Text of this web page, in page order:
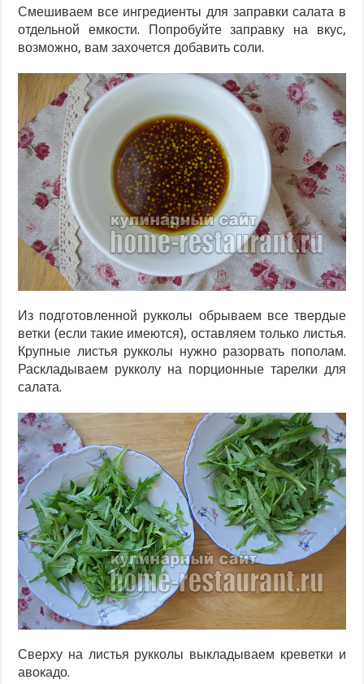
Смешиваем все ингредиенты для заправки салата в
отдельной емкости. Попробуйте заправку на вкус,
возможно, вам захочется добавить соли.
Из подготовленной рукколы обрываем все твердые
ветки (если такие имеются), оставляем только листья.
Крупные листья рукколы нужно разорвать пополам.
Раскладываем рукколу на порционные тарелки для
салата.
Сверху на листья рукколы выкладываем креветки и
авокадо.